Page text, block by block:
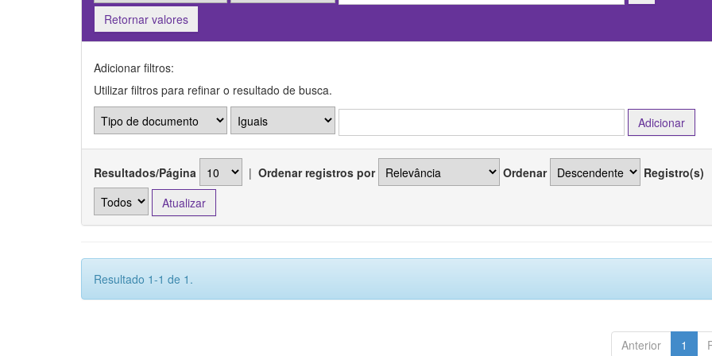
Retornar valores
Adicionar filtros:
Utilizar filtros para refinar o resultado de busca.
Resultados/Página | Ordenar registros por Ordenar Registro(s)
Resultado 1-1 de 1.
Anterior 1